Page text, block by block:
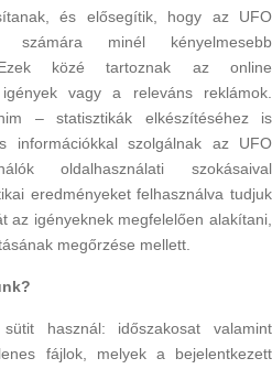
és elősegítik, hogy az UFO
számára minél kényelmesebb
Ezek közé tartoznak az online
vagy a releváns reklámok.
– statisztikák elkészítéséhez is
információkkal szolgálnak az UFO
oldalhasználati szokásaival
eredményeket felhasználva tudjuk
az igényeknek megfelelően alakítani,
megőrzése mellett.
használ: időszakosat valamint
fájlok, melyek a bejelentkezett